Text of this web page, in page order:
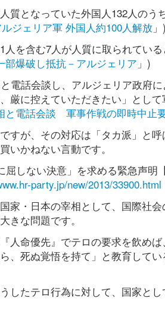
質となっていた外国人132人のう
ジェリア軍 外国人約100人解放 」)
を含む7人が人質に取られている
爆破し抵抗－アルジェリア 」)
電話会談し、アルジェリア政府
厳に控えていただきたい」とし
と電話会談 軍事作戦の即時中止
すが、その対応は「タカ派」と呼
いかねない言動です。
しない決意」を求める緊急声明
party.jp/new/2013/33900.html
家・日本の宰相として、国際社会
きな問題です。
人命優先』でテロの要求を飲めば
、死ぬ覚悟を持て」と教育してい
したテロ行為に対して、国家と